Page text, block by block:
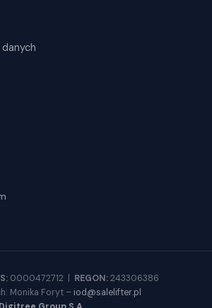
0000472712 | REGON:243306386
Monika Foryt – iod@salelifter.pl